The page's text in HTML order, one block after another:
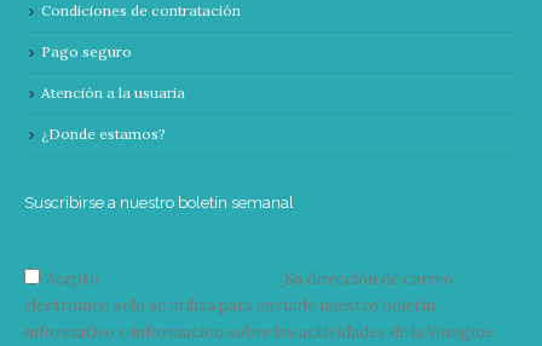
Condiciones de contratación
Pago seguro
Atención a la usuaria
¿Donde estamos?
Suscribirse a nuestro boletín semanal
Acepto
Su dirección de correo
electrónico solo se utiliza para enviarle nuestro boletín
informativo e información sobre las actividades de la Vorágine.